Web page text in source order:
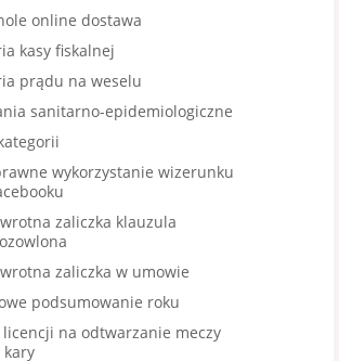
online dostawa
kasy fiskalnej
prądu na weselu
sanitarno-epidemiologiczne
wykorzystanie wizerunku
zaliczka klauzula
zaliczka w umowie
podsumowanie roku
licencji na odtwarzanie meczy
kary